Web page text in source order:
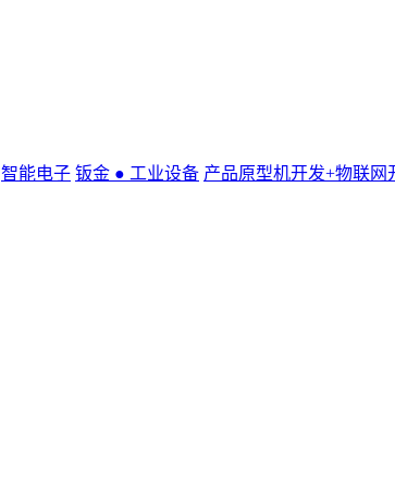
智能电子 钣金 ● 工业设备 产品原型机开发+物联网